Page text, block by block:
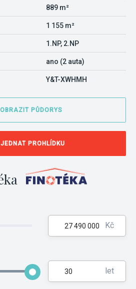
889 m²
1 155 m²
1.NP, 2.NP
ano (2 auta)
Y&T-XWHMH
PŮDORYS
PROHLÍDKU
Kč
let